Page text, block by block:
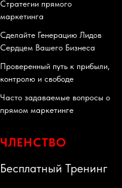
Стратегии прямого
маркетинга
Сделайте Генерацию Лидов
Сердцем Вашего Бизнеса
Проверенный путь к прибыли,
контролю и свободе
Часто задаваемые вопросы о
прямом маркетинге
ЧЛЕНСТВО
Бесплатный Тренинг